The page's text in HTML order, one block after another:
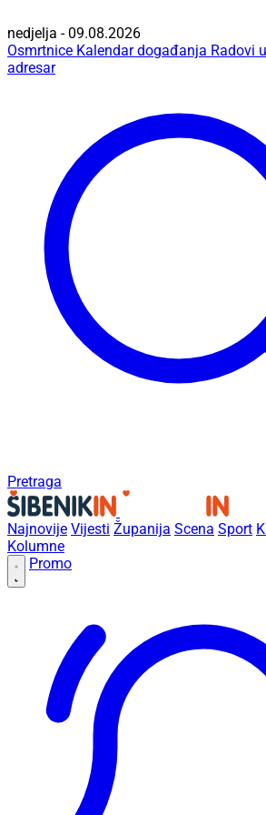
nedjelja - 09.08.2026
Osmrtnice Kalendar događanja Radovi
adresar
Pretraga
Najnovije Vijesti Županija Scena Sport
Kolumne
Promo